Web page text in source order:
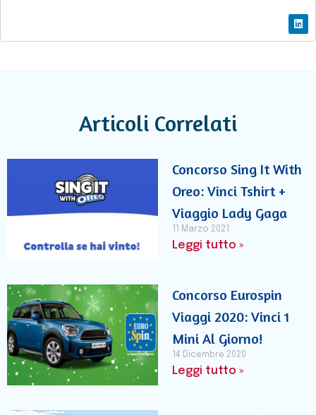
Articoli Correlati
Concorso Sing It With
Oreo: Vinci Tshirt +
Viaggio Lady Gaga
11 Marzo 2021
Leggi tutto »
Concorso Eurospin
Viaggi 2020: Vinci 1
Mini Al Giorno!
14 Dicembre 2020
Leggi tutto »